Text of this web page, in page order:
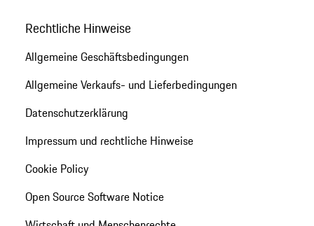
Rechtliche Hinweise
Allgemeine Geschäftsbedingungen
Allgemeine Verkaufs- und Lieferbedingungen
Datenschutzerklärung
Impressum und rechtliche Hinweise
Cookie Policy
Open Source Software Notice